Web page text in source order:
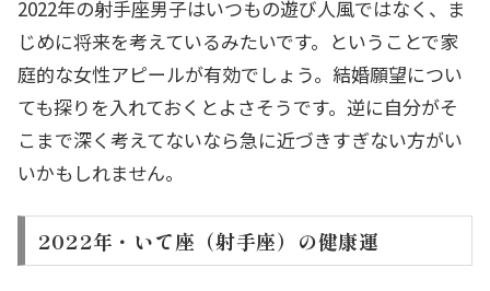
2022年の射手座男子はいつもの遊び人風ではなく、ま
じめに将来を考えているみたいです。ということで家
庭的な女性アピールが有効でしょう。結婚願望につい
ても探りを入れておくとよさそうです。逆に自分がそ
こまで深く考えてないなら急に近づきすぎない方がい
いかもしれません。
2022年・いて座（射手座）の健康運